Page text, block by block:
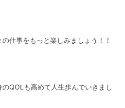
仕事をもっと楽しみましょう！！
QOLも高めて人生歩んでいきまし